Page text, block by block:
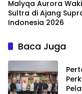
Malyqa Aurora
Sultra di Ajang
Indonesia 2026
Baca Juga